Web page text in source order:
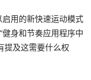
用的新快速运动模式
身和节奏应用程序中
提及这需要什么权